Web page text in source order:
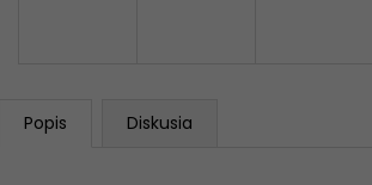
Popis Diskusia